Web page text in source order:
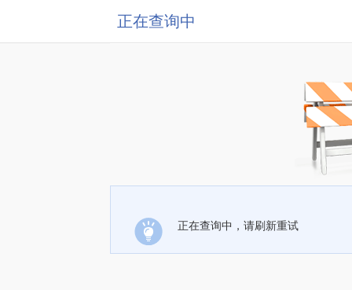
正在查询中
正在查询中，请刷新重试